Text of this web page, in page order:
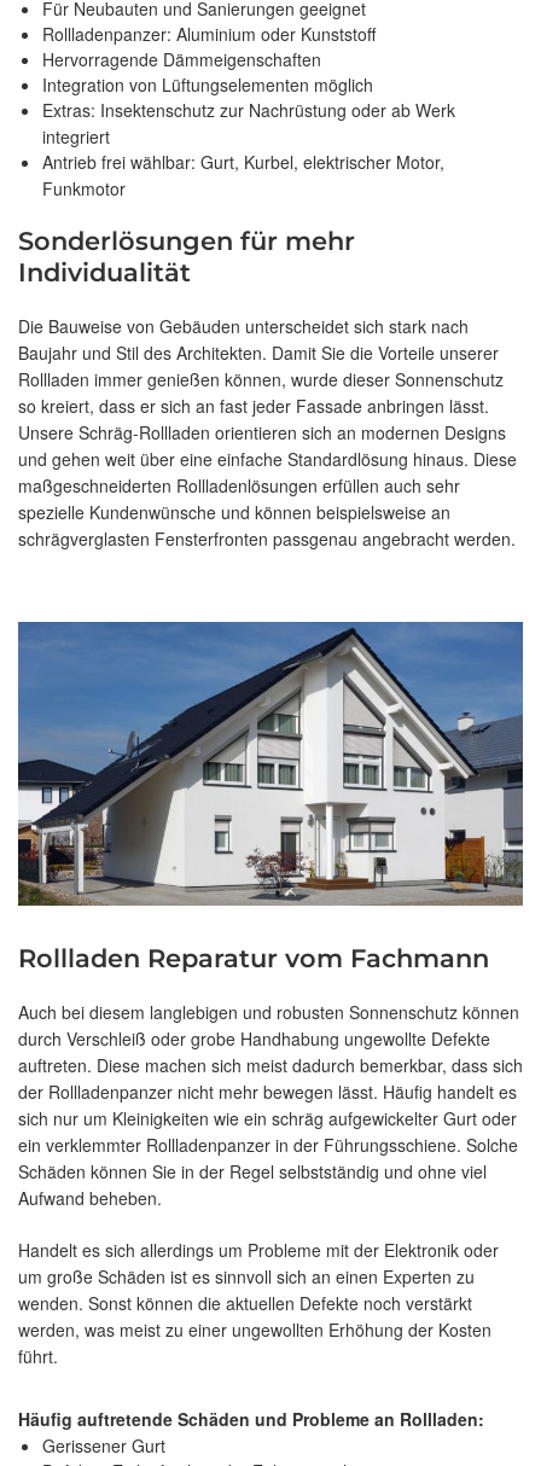
Für Neubauten und Sanierungen geeignet
Rollladenpanzer: Aluminium oder Kunststoff
Hervorragende Dämmeigenschaften
Integration von Lüftungselementen möglich
Extras: Insektenschutz zur Nachrüstung oder ab Werk
integriert
Antrieb frei wählbar: Gurt, Kurbel, elektrischer Motor,
Funkmotor
Sonderlösungen für mehr
Individualität
Die Bauweise von Gebäuden unterscheidet sich stark nach
Baujahr und Stil des Architekten. Damit Sie die Vorteile unserer
Rollladen immer genießen können, wurde dieser Sonnenschutz
so kreiert, dass er sich an fast jeder Fassade anbringen lässt.
Unsere Schräg-Rollladen orientieren sich an modernen Designs
und gehen weit über eine einfache Standardlösung hinaus. Diese
maßgeschneiderten Rollladenlösungen erfüllen auch sehr
spezielle Kundenwünsche und können beispielsweise an
schrägverglasten Fensterfronten passgenau angebracht werden.
Rollladen Reparatur vom Fachmann
Auch bei diesem langlebigen und robusten Sonnenschutz können
durch Verschleiß oder grobe Handhabung ungewollte Defekte
auftreten. Diese machen sich meist dadurch bemerkbar, dass sich
der Rollladenpanzer nicht mehr bewegen lässt. Häufig handelt es
sich nur um Kleinigkeiten wie ein schräg aufgewickelter Gurt oder
ein verklemmter Rollladenpanzer in der Führungsschiene. Solche
Schäden können Sie in der Regel selbstständig und ohne viel
Aufwand beheben.
Handelt es sich allerdings um Probleme mit der Elektronik oder
um große Schäden ist es sinnvoll sich an einen Experten zu
wenden. Sonst können die aktuellen Defekte noch verstärkt
werden, was meist zu einer ungewollten Erhöhung der Kosten
führt.
Häufig auftretende Schäden und Probleme an Rollladen:
Gerissener Gurt